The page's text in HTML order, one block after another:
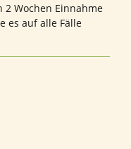
2 Wochen Einnahme
es auf alle Fälle